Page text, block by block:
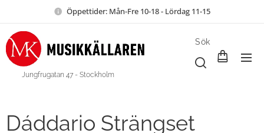
Öppettider: Mån-Fre 10-18 - Lördag 11-15
Jungfrugatan 47 - Stockholm
Sök
Dáddario Strängset